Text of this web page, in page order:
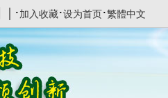
| · 加入收藏·设为首页 ·繁體中文